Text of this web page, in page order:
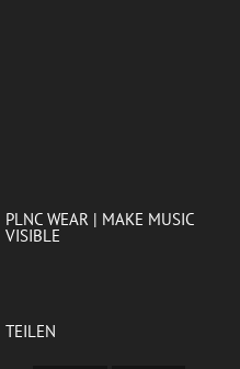
PLNC WEAR | MAKE MUSIC
VISIBLE
TEILEN